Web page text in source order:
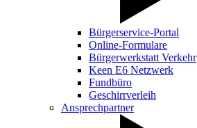
Bürgerservice-Portal
Online-Formulare
Bürgerwerkstatt Verkehr
Keen E6 Netzwerk
Fundbüro
Geschirrverleih
Ansprechpartner